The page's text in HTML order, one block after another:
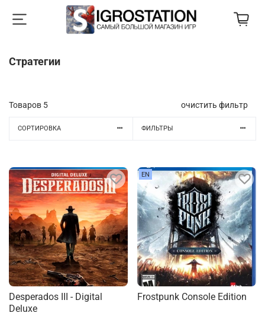
Стратегии
Товаров 5 очистить фильтр
СОРТИРОВКА ФИЛЬТРЫ
Desperados III - Digital
Deluxe
EN
Frostpunk Console Edition